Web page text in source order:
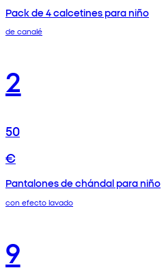
Pack de 4 calcetines para niño
de canalé
2
50
€
Pantalones de chándal para niño
con efecto lavado
9